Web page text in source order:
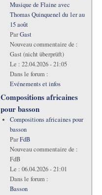
Musique de Flaine avec
Thomas Quinquenel du 1er au
15 août
ParGast
Nouveau commentaire de :
Gast (nicht überprüft)
Le : 22.04.2026 - 21:05
Dans le forum :
Evénements et infos
Compositions africaines
pour basson
Compositions africaines pour
basson
ParFdB
Nouveau commentaire de :
FdB
Le : 06.04.2026 - 21:01
Dans le forum :
Basson